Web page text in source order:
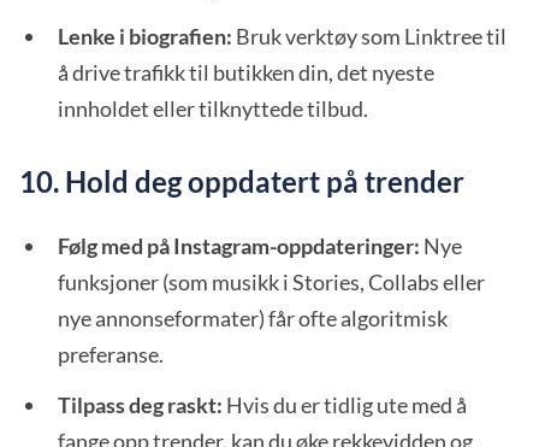
Lenke i biografien: Bruk verktøy som Linktree til
å drive trafikk til butikken din, det nyeste
innholdet eller tilknyttede tilbud.
10. Hold deg oppdatert på trender
Følg med på Instagram-oppdateringer: Nye
funksjoner (som musikk i Stories, Collabs eller
nye annonseformater) får ofte algoritmisk
preferanse.
Tilpass deg raskt: Hvis du er tidlig ute med å
fange opp trender, kan du øke rekkevidden og